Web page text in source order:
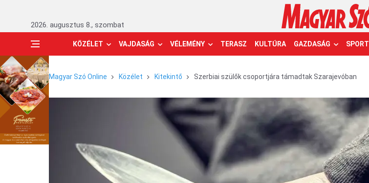
2026. augusztus 8., szombat
KÖZÉLET VAJDASÁG VÉLEMÉNY TERASZ KULTÚRA GAZDASÁG SPORT
Magyar Szó Online Közélet Kitekintő Szerbiai szülők csoportjára támadtak Szarajevóban